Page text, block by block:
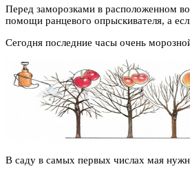
Перед заморозками в расположенном
помощи ранцевого опрыскивателя, а
Сегодня последние часы очень
В саду в самых первых числах мая